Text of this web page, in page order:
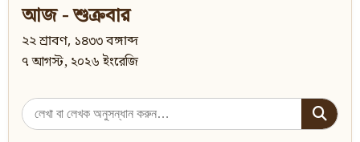
আজ - শুক্রবার
২২ শ্রাবণ, ১৪৩৩ বঙ্গাব্দ
৭ আগস্ট, ২০২৬ ইংরেজি
Search
for: